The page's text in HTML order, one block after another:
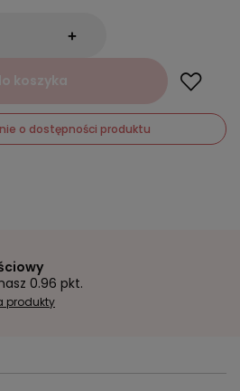
+
koszyka
o dostępności produktu
0.96 pkt.
produkty